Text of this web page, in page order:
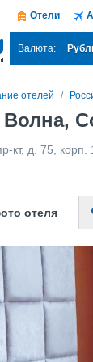
Отели
Валюта:
отелей
Волна,
кт, д. 75, корп.
отеля